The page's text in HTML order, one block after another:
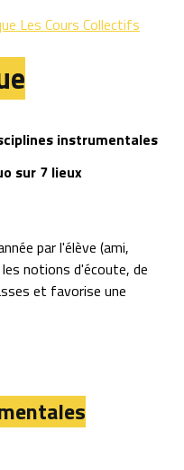
Les Cours Collectifs
instrumentales
sur 7 lieux
par l'élève (ami,
notions d'écoute, de
et favorise une